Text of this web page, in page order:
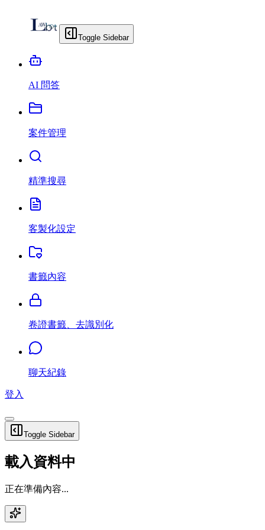
Toggle Sidebar
AI 問答
案件管理
精準搜尋
客製化設定
書籤內容
卷證書籤、去識別化
聊天紀錄
登入
Toggle Sidebar
載入資料中
正在準備內容...